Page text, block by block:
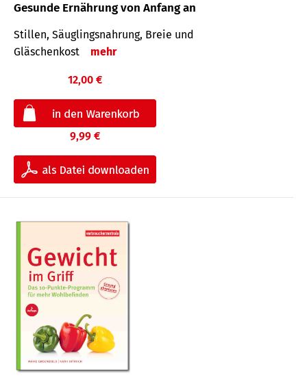
Gesunde Ernährung von Anfang an
Stillen, Säuglingsnahrung, Breie und
Gläschenkost
mehr
12,00 €
9,99 €